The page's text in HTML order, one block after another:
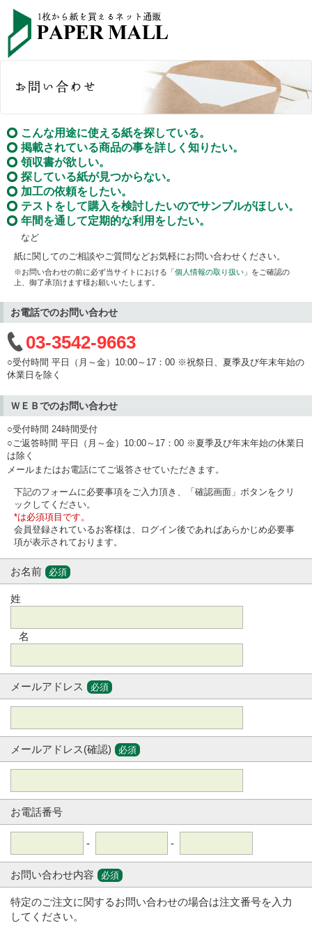
こんな用途に使える紙を探している。
掲載されている商品の事を詳しく知りたい。
領収書が欲しい。
探している紙が見つからない。
加工の依頼をしたい。
テストをして購入を検討したいのでサンプルがほしい。
年間を通して定期的な利用をしたい。
など
紙に関してのご相談やご質問などお気軽にお問い合わせください。
※お問い合わせの前に必ず当サイトにおける「個人情報の取り扱い 」をご確認の
上、御了承頂けます様お願いいたします。
お電話でのお問い合わせ
03-3542-9663
○受付時間 平日（月～金）10:00～17：00 ※祝祭日、夏季及び年末年始の
休業日を除く
ＷＥＢでのお問い合わせ
○受付時間 24時間受付
○ご返答時間 平日（月～金）10:00～17：00 ※夏季及び年末年始の休業日
は除く
メールまたはお電話にてご返答させていただきます。
下記のフォームに必要事項をご入力頂き、「確認画面」ボタンをクリ
ックしてください。
*は必須項目です。
会員登録されているお客様は、ログイン後であればあらかじめ必要事
項が表示されております。
お名前 必須
姓
名
メールアドレス 必須
メールアドレス(確認) 必須
お電話番号
- -
お問い合わせ内容 必須
特定のご注文に関するお問い合わせの場合は注文番号を入力
してください。